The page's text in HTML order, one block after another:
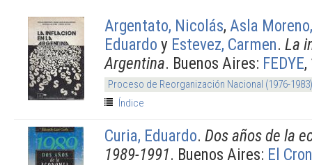
Argentato, Nicolás, Asla
Eduardo y Estevez, Carmen. La
Argentina. Buenos Aires: FEDYE,
Proceso de Reorganización Nacional (1976-1983)
Índice
Curia, Eduardo. Dos años de la
1989-1991. Buenos Aires: El